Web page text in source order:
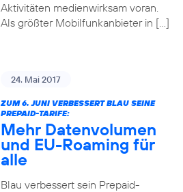
Aktivitäten medienwirksam voran.
Als größter Mobilfunkanbieter in […]
24. Mai 2017
ZUM 6. JUNI VERBESSERT BLAU SEINE
PREPAID-TARIFE:
Mehr Datenvolumen
und EU-Roaming für
alle
Blau verbessert sein Prepaid-